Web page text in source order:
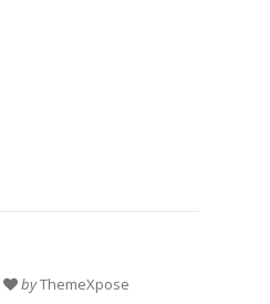
byThemeXpose